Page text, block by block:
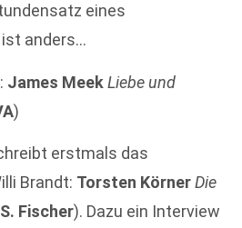
eines
anders…
James MeekLiebe und
)
erstmals das
Brandt: Torsten KörnerDie
S. Fischer). Dazu ein Interview